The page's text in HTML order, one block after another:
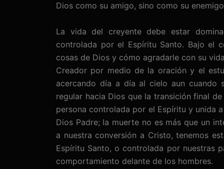
Dios como su amigo, sino como su
La vida del creyente debe estar
controlada por el Espíritu Santo. Bajo el
cosas de Dios y cómo agradarle con su
Creador por medio de la oración y el
acercando día a día al cielo aun cuando
regular hacia Dios que la transición final
persona controlada por el Espíritu y unida
Dios Padre; la muerte no es más que un
a nuestra conversión a Cristo, tenemos
Espíritu Santo, o controlada por nuestras
comportamiento delante de los hombres.